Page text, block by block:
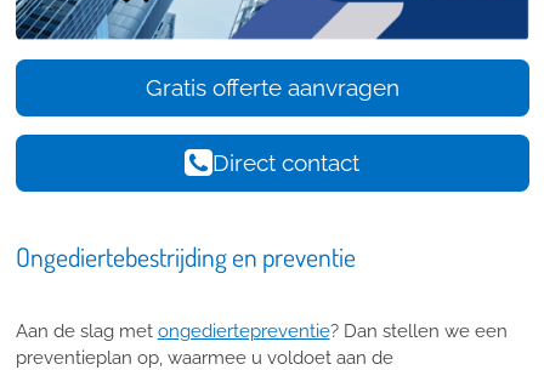
Gratis offerte aanvragen
Direct contact
Ongediertebestrijding en preventie
Aan de slag met ongediertepreventie? Dan stellen we een
preventieplan op, waarmee u voldoet aan de